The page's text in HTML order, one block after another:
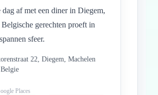
dag af met een diner in Diegem,
gerechten proeft in
sfeer.
22, Diegem, Machelen
Places